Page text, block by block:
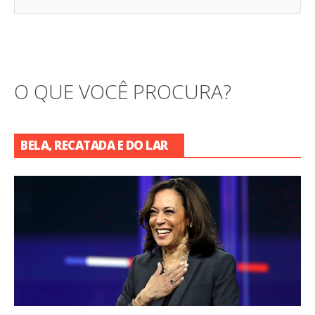
O QUE VOCÊ PROCURA?
BELA, RECATADA E DO LAR